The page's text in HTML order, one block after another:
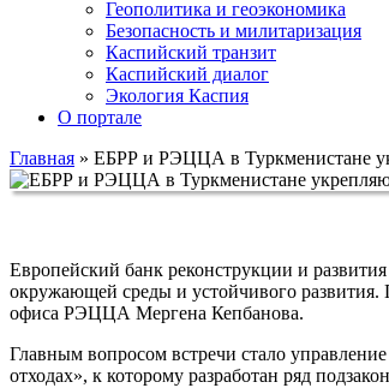
Геополитика и геоэкономика
Безопасность и милитаризация
Каспийский транзит
Каспийский диалог
Экология Каспия
О портале
Главная » ЕБРР и РЭЦЦА в Туркменистане
Европейский банк реконструкции и
окружающей среды и устойчивого
офиса РЭЦЦА Мергена Кепбанова.
Главным вопросом встречи стало
отходах», к которому разработан ряд